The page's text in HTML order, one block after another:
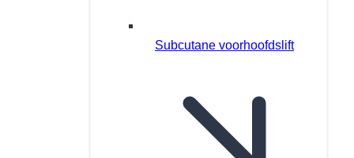
Subcutane voorhoofdslift